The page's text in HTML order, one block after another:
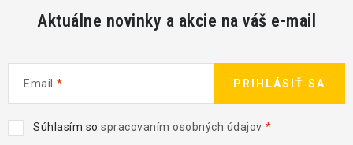
Aktuálne novinky a akcie na váš e-mail
Email
Súhlasím so spracovaním osobných údajov
PRIHLÁSIŤ SA